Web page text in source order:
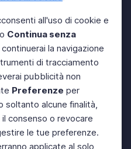
all'uso di cookie e
Continua senza
la navigazione
di tracciamento
pubblicità non
Preferenze per
soltanto alcune finalità,
consenso o revocare
le tue preferenze.
applicate al solo